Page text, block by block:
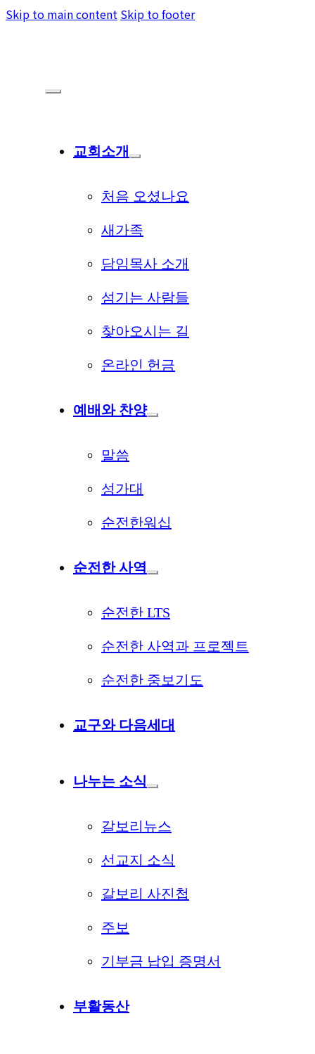
Skip to main content Skip to footer
교회소개
처음 오셨나요
새가족
담임목사 소개
섬기는 사람들
찾아오시는 길
온라인 헌금
예배와 찬양
말씀
성가대
순전한워십
순전한 사역
순전한 LTS
순전한 사역과 프로젝트
순전한 중보기도
교구와 다음세대
나누는 소식
갈보리뉴스
선교지 소식
갈보리 사진첩
주보
기부금 납입 증명서
부활동산